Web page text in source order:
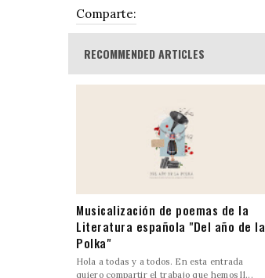
Comparte:
RECOMMENDED ARTICLES
Musicalización de poemas de la
Literatura española "Del año de la
Polka"
Hola a todas y a todos. En esta entrada
quiero compartir el trabajo que hemos ll...